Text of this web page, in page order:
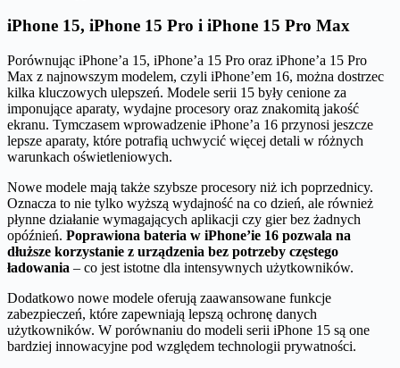
iPhone 15, iPhone 15 Pro i iPhone 15 Pro Max
Porównując iPhone’a 15, iPhone’a 15 Pro oraz iPhone’a 15 Pro
Max z najnowszym modelem, czyli iPhone’em 16, można dostrzec
kilka kluczowych ulepszeń. Modele serii 15 były cenione za
imponujące aparaty, wydajne procesory oraz znakomitą jakość
ekranu. Tymczasem wprowadzenie iPhone’a 16 przynosi jeszcze
lepsze aparaty, które potrafią uchwycić więcej detali w różnych
warunkach oświetleniowych.
Nowe modele mają także szybsze procesory niż ich poprzednicy.
Oznacza to nie tylko wyższą wydajność na co dzień, ale również
płynne działanie wymagających aplikacji czy gier bez żadnych
opóźnień. Poprawiona bateria w iPhone’ie 16 pozwala na
dłuższe korzystanie z urządzenia bez potrzeby częstego
ładowania – co jest istotne dla intensywnych użytkowników.
Dodatkowo nowe modele oferują zaawansowane funkcje
zabezpieczeń, które zapewniają lepszą ochronę danych
użytkowników. W porównaniu do modeli serii iPhone 15 są one
bardziej innowacyjne pod względem technologii prywatności.